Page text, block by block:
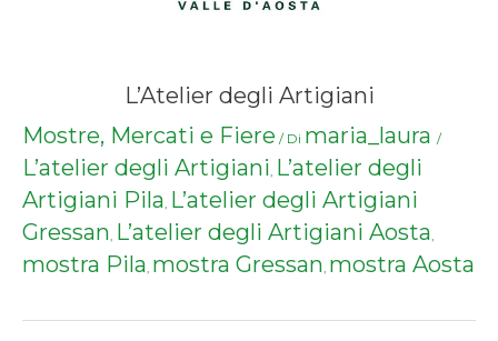
L’Atelier degli Artigiani
Mostre, Mercati e Fiere / Di maria_laura /
L’atelier degli Artigiani, L’atelier degli
Artigiani Pila, L’atelier degli Artigiani
Gressan, L’atelier degli Artigiani Aosta,
mostra Pila, mostra Gressan, mostra Aosta